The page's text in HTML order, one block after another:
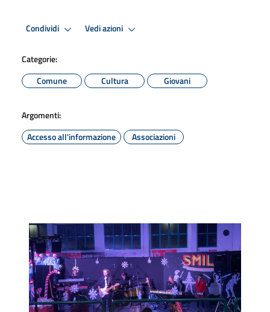
Condividi Vedi azioni
Categorie:
Comune
Cultura Giovani
Argomenti:
Accesso all'informazione
Associazioni